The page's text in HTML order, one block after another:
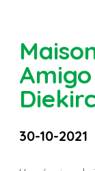
30-10-2021